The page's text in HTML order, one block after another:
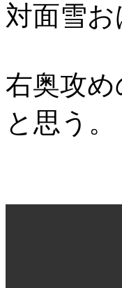
対面雪お
右奥攻
と思う。